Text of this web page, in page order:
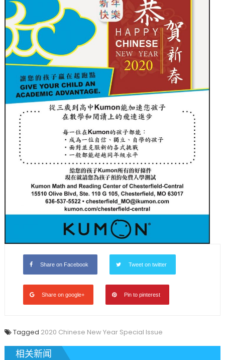
筝声与琴韵交汇：刘励(Li Statler)与钢琴家Darek演绎一场古筝
与钢琴的精彩对话
Chesterfield
Center〉
Share on Facebook Tweet on twitter
Share on google+ Pin to pinterest
Tagged 2020 Chinese New Year Special Issue
相关新闻